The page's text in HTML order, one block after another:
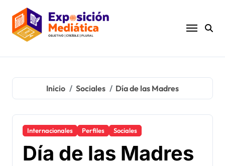
contenido
Inicio Sociales Día de las Madres
Internacionales Perfiles Sociales
Día de las Madres